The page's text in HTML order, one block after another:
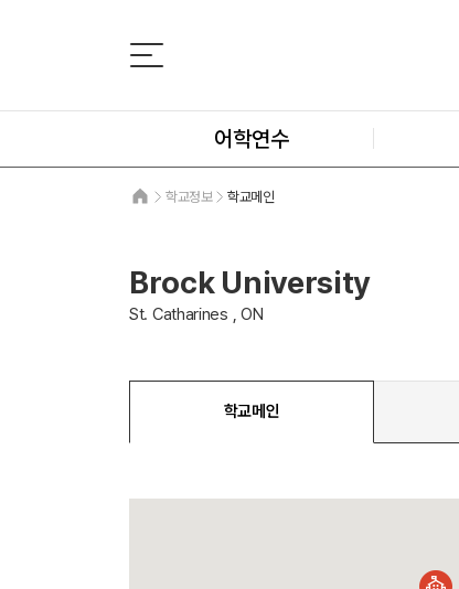
어학연수
학교정보 학교메인
Brock University
St. Catharines , ON
학교메인